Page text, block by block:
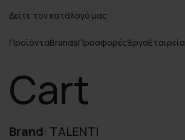
Δείτε τον κατάλογό μας
ΠροϊόνταBrandsΠροσφορέςΈργαΕταιρεία
Cart
Brand: TALENTI